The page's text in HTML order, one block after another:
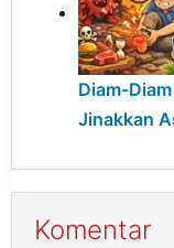
Diam-
Jinakkan
Komentar